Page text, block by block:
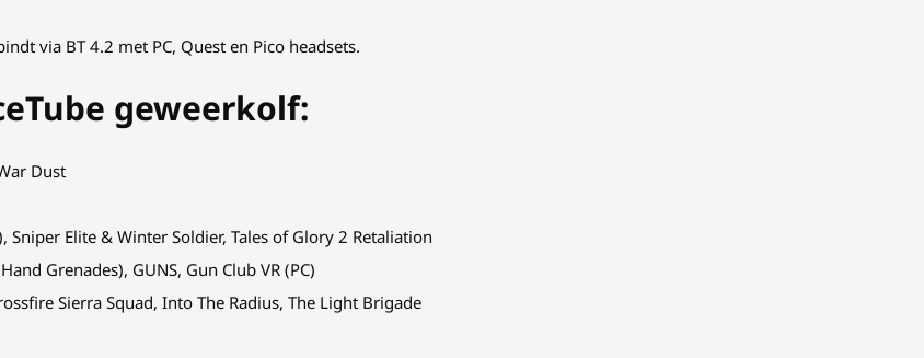
via BT 4.2 met PC, Quest en Pico headsets.
geweerkolf:
Dust
Sniper Elite & Winter Soldier, Tales of Glory 2 Retaliation
Grenades), GUNS, Gun Club VR (PC)
Sierra Squad, Into The Radius, The Light Brigade